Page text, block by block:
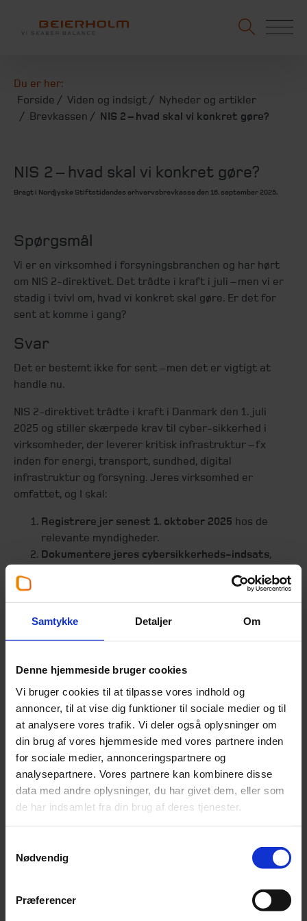
Samtykke Detaljer Om
Denne hjemmeside bruger cookies
Vi bruger cookies til at tilpasse vores indhold og
annoncer, til at vise dig funktioner til sociale medier og til
at analysere vores trafik. Vi deler også oplysninger om
din brug af vores hjemmeside med vores partnere inden
for sociale medier, annonceringspartnere og
analysepartnere. Vores partnere kan kombinere disse
data med andre oplysninger, du har givet dem, eller som
de har indsamlet fra din brug af deres tjenester.
Nødvendig
Præferencer
Du er her:
Forside
Viden og indsigt
Nyheder og artikler
Brevkassen
NIS 2 – hvad skal vi konkret gøre?
NIS 2 – hvad skal vi konkret gøre?
Bragt i Nordjyske Stiftstidendes erhvervsbrevkasse den 16. september 2025.
Spørgsmål
Vi er en virksomhed i forsyningsbranchen og har hørt
om NIS 2-direktivet. Det trådte i kraft i juli – men vi er
stadig i tvivl om, hvad vi konkret skal gøre. Er det for
sent at komme i gang?
Svar
Det er bestemt ikke for sent – men det er vigtigt at
handle nu.
NIS 2-direktivet trådte i kraft i Danmark den 1. juli
2025 og stiller skærpede krav til cyber-sikkerhed i
virksomheder, der leverer kritisk infrastruktur – fx
inden for energi, transport, sundhed, digital
infrastruktur og forsyning. Jeres virksomhed er
omfattet, og I skal:
Registrere jer senest 1. oktober 2025 hos de
relevante myndigheder.
Dokumentere jeres cybersikkerheds-indsats,
Være klar til at rapportere sikkerhedshændelser
hurtigt og præcist.
en kortlægning: Hvor står I i dag? Og hvad mangler I for
at leve op til kravene? Det kan især være en længere
proces, end man lige forestiller sig at komme i gang
med leverandørstyringen. Så få opgaverne delt op i
håndterbare størrelser og træf de ledelsesmæssige
beslutninger for at få dem prioriteret – hellere små
skridt end ingen.
det hurtige ”
” som en indikator til, om man er
løbende udgivet vejledninger til implementering, som
man kan finde på
(NIS2-vejledninger).